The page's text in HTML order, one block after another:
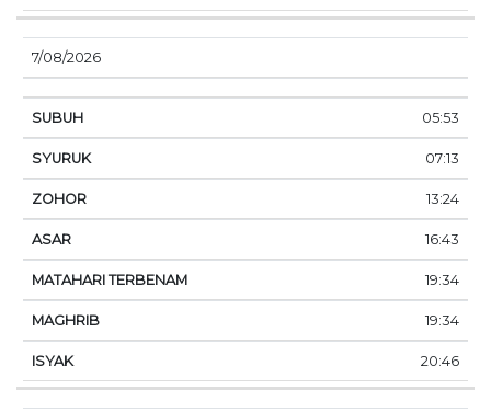
7/08/2026
05:53
07:13
13:24
16:43
19:34
19:34
20:46